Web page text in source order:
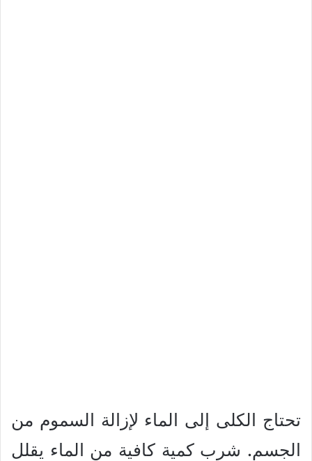
تحتاج الكلى إلى الماء لإزالة السموم من
الجسم. شرب كمية كافية من الماء يقلل